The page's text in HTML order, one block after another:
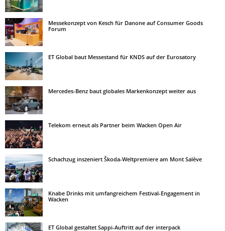
Messekonzept von Kesch für Danone auf Consumer Goods
Forum
ET Global baut Messestand für KNDS auf der Eurosatory
Mercedes-Benz baut globales Markenkonzept weiter aus
Telekom erneut als Partner beim Wacken Open Air
Schachzug inszeniert Škoda-Weltpremiere am Mont Salève
Knabe Drinks mit umfangreichem Festival-Engagement in
Wacken
ET Global gestaltet Sappi-Auftritt auf der interpack